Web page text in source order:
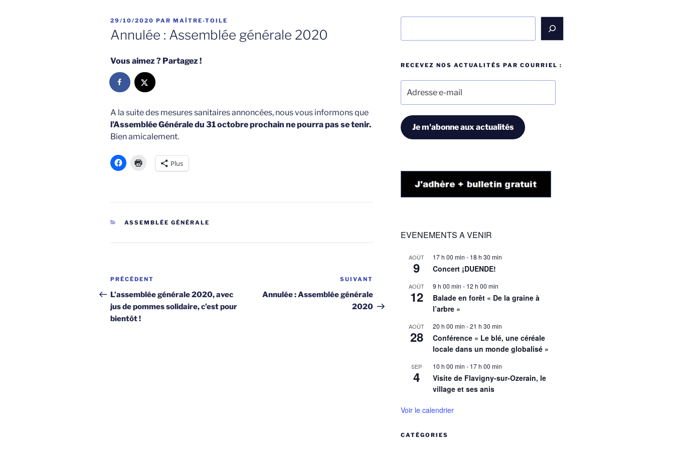
PUBLIÉ
LE
29/10/2020 PAR MAÎTRE-TOILE
Annulée : Assemblée générale 2020
Vous aimez ? Partagez !
A la suite des mesures sanitaires annoncées, nous vous informons que
l’Assemblée Générale du 31 octobre prochain ne pourra pas se tenir.
Bien amicalement.
Plus
CATÉGORIES
ASSEMBLÉE GÉNÉRALE
Navigation
de
l’article
Article
précédent
PRÉCÉDENT
L’assemblée générale 2020, avec
jus de pommes solidaire, c’est pour
bientôt !
suivant
SUIVANT
Annulée : Assemblée générale
2020
RECEVEZ NOS ACTUALITÉS PAR COURRIEL :
mail
Je m'abonne aux actualités
EVENEMENTS A VENIR
AOÛT
9
17 h 00 min - 18 h 30 min
Concert ¡DUENDE!
AOÛT
12
9 h 00 min - 12 h 00 min
Balade en forêt « De la graine à
l’arbre »
AOÛT
28
20 h 00 min -21 h 30 min
Conférence « Le blé, une céréale
locale dans un monde globalisé »
SEP
4
10 h 00 min - 17 h 00 min
Visite de Flavigny-sur-Ozerain, le
village et ses anis
Voir le calendrier
CATÉGORIES